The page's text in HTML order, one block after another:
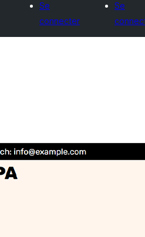
Se
connecter
Se